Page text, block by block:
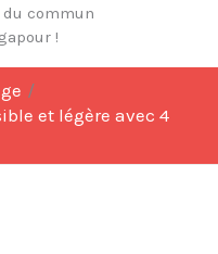
commun
!
et légère avec 4